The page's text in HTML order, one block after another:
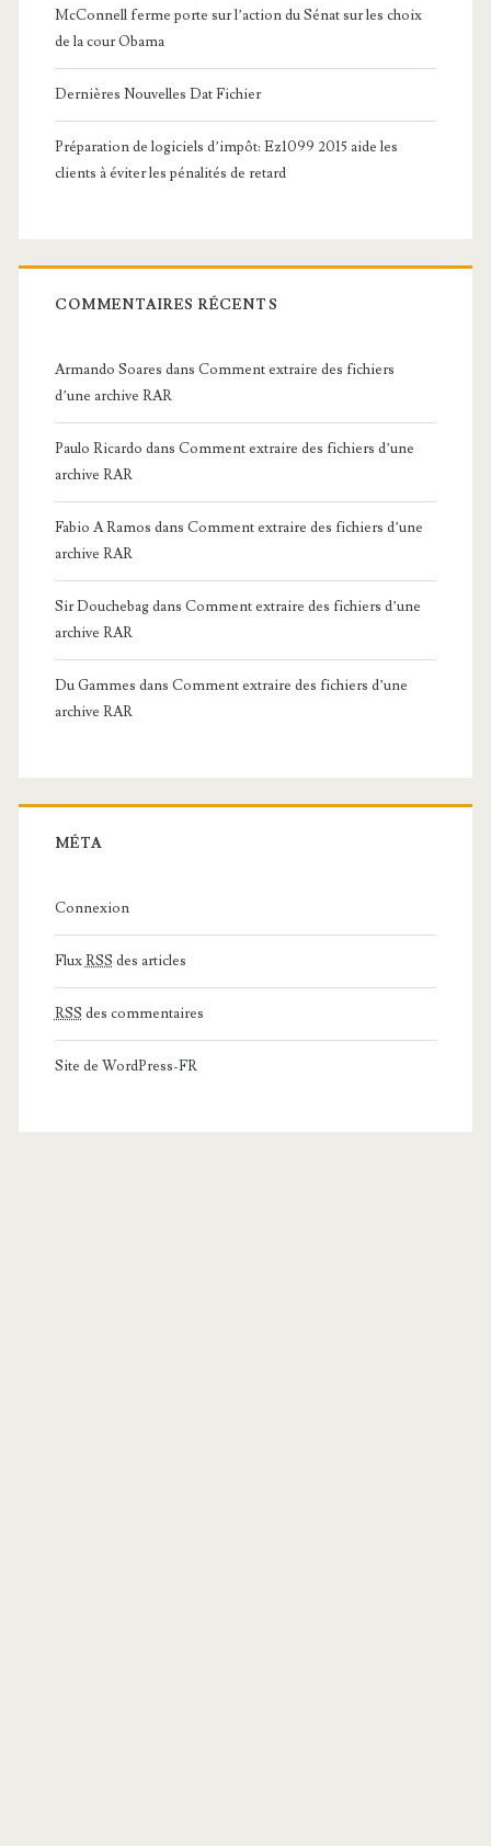
McConnell ferme porte sur l’action du Sénat sur les choix
de la cour Obama
Dernières Nouvelles Dat Fichier
Préparation de logiciels d’impôt: Ez1099 2015 aide les
clients à éviter les pénalités de retard
COMMENTAIRES RÉCENTS
Armando Soares dans Comment extraire des fichiers
d’une archive RAR
Paulo Ricardo dans Comment extraire des fichiers d’une
archive RAR
Fabio A Ramos dans Comment extraire des fichiers d’une
archive RAR
Sir Douchebagdans Comment extraire des fichiers d’une
archive RAR
Du Gammes dans Comment extraire des fichiers d’une
archive RAR
MÉTA
Connexion
FluxRSS des articles
RSS des commentaires
Site de WordPress-FR